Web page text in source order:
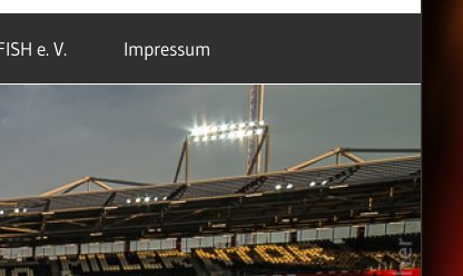
e. V. Impressum